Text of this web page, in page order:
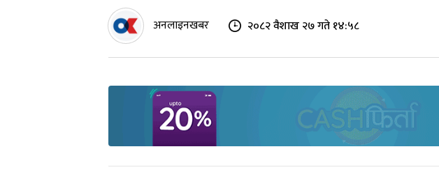
अनलाइनखबर २०८२ वैशाख २७ गते १४:५८